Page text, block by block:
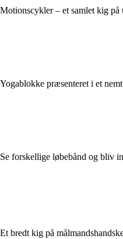
Motionscykler – et samlet kig på
Yogablokke præsenteret i et
Se forskellige løbebånd og bliv
Et bredt kig på